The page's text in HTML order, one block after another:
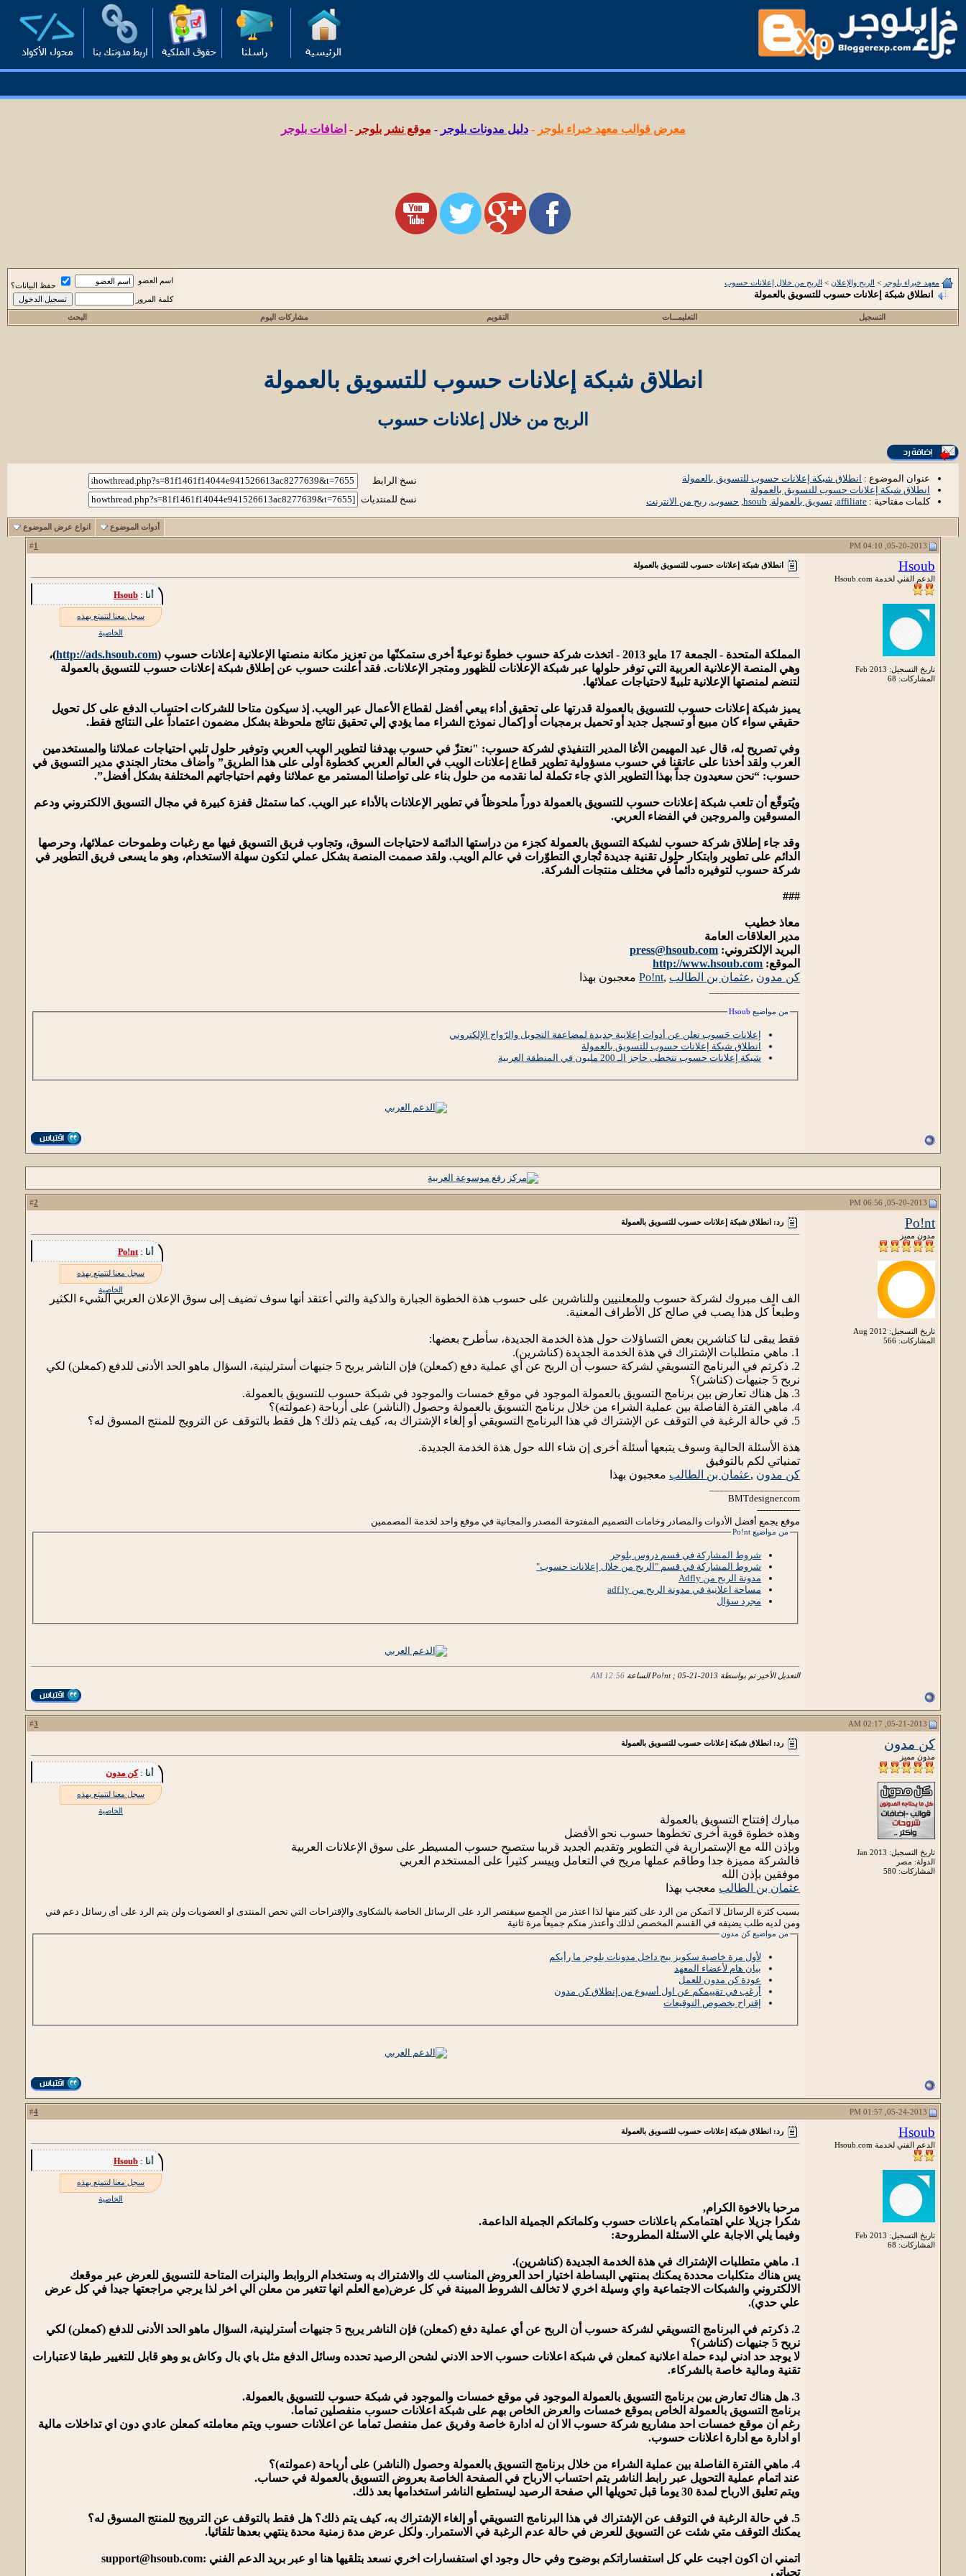
معرض قوالب معهد خبراء بلوجر -دليل مدونات بلوجر - موقع نشر بلوجر - اضافات بلوجر
معهد خبراء بلوجر > الربح والإعلان > الربح من خلال إعلانات حسوب
انطلاق شبكة إعلانات حسوب للتسويق بالعمولة
اسم العضو
حفظ البيانات؟
كلمة المرور
التسجيل التعليمـــات التقويم مشاركات اليوم البحث
انطلاق شبكة إعلانات حسوب للتسويق بالعمولة
الربح من خلال إعلانات حسوب
عنوان الموضوع : انطلاق شبكة إعلانات حسوب للتسويق بالعمولة
انطلاق شبكة إعلانات حسوب للتسويق بالعمولة
كلمات مفتاحية : affiliate
, تسويق بالعمولة,
hsoub
, حسوب, ربح من الانترنت
نسخ الرابط
نسخ للمنتديات
أدوات الموضوع انواع عرض الموضوع
1
Hsoub
الدعم الفني لخدمة Hsoub.com
تاريخ التسجيل: Feb 2013
المشاركات: 68
انطلاق شبكة إعلانات حسوب للتسويق بالعمولة
أنا : Hsoub
سجل معنا لتتمتع بهذه
الخاصية
المملكة المتحدة - الجمعة 17 مايو 2013 - اتخذت شركة حسوب خطوةً نوعيةً أخرى ستمكنّها من تعزيز مكانة منصتها الإعلانية إعلانات حسوب ( http://ads.hsoub.com)،
وهي المنصة الإعلانية العربية التي توفر حلولها عبر شبكة الإعلانات للظهور ومتجر الإعلانات. فقد أعلنت حسوب عن إطلاق شبكة إعلانات حسوب للتسويق بالعمولة
لتنضم لمنصتها الإعلانية تلبيةً لاحتياجات عملائها.
يميز شبكة إعلانات حسوب للتسويق بالعمولة قدرتها على تحقيق أداء بيعي أفضل لقطاع الأعمال عبر الويب. إذ سيكون متاحا للشركات احتساب الدفع على كل تحويل
حقيقي سواء كان مبيع أو تسجيل جديد أو تحميل برمجيات أو إكمال نموذج الشراء مما يؤدي إلي تحقيق نتائج ملحوظة بشكل مضمون اعتماداً على النتائج فقط.
وفي تصريح له، قال عبد المهيمن الأغا المدير التنفيذي لشركة حسوب: "نعتزّ في حسوب بهدفنا لتطوير الويب العربي وتوفير حلول تلبي احتياجات عملائنا والمستخدمين
العرب ولقد أخذنا على عاتقنا في حسوب مسؤولية تطوير قطاع إعلانات الويب في العالم العربي كخطوة أولى على هذا الطريق” وأضاف مختار الجندي مدير التسويق في
حسوب: “نحن سعيدون جداً بهذا التطوير الذي جاء تكملة لما نقدمه من حلول بناء على تواصلنا المستمر مع عملائنا وفهم احتياجاتهم المختلفة بشكل أفضل”.
ويُتوقّع أن تلعب شبكة إعلانات حسوب للتسويق بالعمولة دوراً ملحوظاً في تطوير الإعلانات بالأداء عبر الويب. كما ستمثل قفزة كبيرة في مجال التسويق الالكتروني ودعم
المسوقين والمروجين في الفضاء العربي.
وقد جاء إطلاق شركة حسوب لشبكة التسويق بالعمولة كجزء من دراستها الدائمة لاحتياجات السوق، وتجاوب فريق التسويق فيها مع رغبات وطموحات عملائها، وحرصها
الدائم على تطوير وابتكار حلول تقنية جديدة تُجاري التطوّرات في عالم الويب. ولقد صممت المنصة بشكل عملي لتكون سهلة الاستخدام، وهو ما يسعى فريق التطوير في
شركة حسوب لتوفيره دائماً في مختلف منتجات الشركة.
###
معاذ خطيب
مدير العلاقات العامة
البريد الإلكتروني: press@hsoub.com
الموقع: http://www.hsoub.com
كن مدون ,عثمان بن الطالب ,
Po!nt معجبون بهذا
من مواضيع Hsoub
إعلانات حَسوب تعلن عن أدوات إعلانية جديدة لمضاعفة التحويل والرّواج الإلكتروني
انطلاق شبكة إعلانات حسوب للتسويق بالعمولة
شبكة إعلانات حسوب تتخطى حاجز الـ 200 مليون في المنطقة العربية
2
Po!nt
مدون مميز
تاريخ التسجيل: Aug 2012
المشاركات: 566
رد: انطلاق شبكة إعلانات حسوب للتسويق بالعمولة
أنا :Po!nt
سجل معنا لتتمتع بهذه
الخاصية
الف الف مبروك لشركة حسوب وللمعلنيين وللناشرين على حسوب هذة الخطوة الجبارة والذكية والتي أعتقد أنها سوف تضيف إلى سوق الإعلان العربي الشيء الكثير
وطبعاً كل هذا يصب في صالح كل الأطراف المعنية.
فقط يبقى لنا كناشرين بعض التساؤلات حول هذة الخدمة الجديدة، سأطرح بعضها:
1. ماهي متطلبات الإشتراك في هذة الخدمة الجديدة (كناشرين).
2. ذكرتم في البرنامج التسويقي لشركة حسوب أن الربح عن أي عملية دفع (كمعلن) فإن الناشر يربح 5 جنيهات أسترلينية، السؤال ماهو الحد الأدنى للدفع (كمعلن) لكي
نربح 5 جنيهات (كناشر)؟
3. هل هناك تعارض بين برنامج التسويق بالعمولة الموجود في موقع خمسات والموجود في شبكة حسوب للتسويق بالعمولة.
4. ماهي الفترة الفاصلة بين عملية الشراء من خلال برنامج التسويق بالعمولة وحصول (الناشر) على أرباحة (عمولته)؟
5. في حالة الرغبة في التوقف عن الإشتراك في هذا البرنامج التسويقي أو إلغاء الإشتراك به، كيف يتم ذلك؟ هل فقط بالتوقف عن الترويج للمنتج المسوق له؟
هذة الأسئلة الحالية وسوف يتبعها أسئلة أخرى إن شاء الله حول هذة الخدمة الجديدة.
تمنياتي لكم بالتوفيق
كن مدون ,عثمان بن الطالب معجبون بهذا
BMTdesigner.com
---------------
موقع يجمع أفضل الأدوات والمصادر وخامات التصميم المفتوحة المصدر والمجانية في موقع واحد لخدمة المصممين
من مواضيع Po!nt
شروط المشاركة في قسم دروس بلوجر
شروط المشاركة في قسم "الربح من خلال إعلانات حسوب"
مدونة الربح من Adfly
مساحة اعلانية في مدونة الربح من adf.ly
مجرد سؤال
التعديل الأخير تم بواسطة Po!nt ; 05-21-2013 الساعة 12:56 AM
3
كن مدون
مدون مميز
تاريخ التسجيل: Jan 2013
الدولة: مصر
المشاركات: 580
رد: انطلاق شبكة إعلانات حسوب للتسويق بالعمولة
أنا :كن مدون
سجل معنا لتتمتع بهذه
الخاصية
مبارك إفتتاح التسويق بالعمولة
وهذه خطوة قوية أخرى تخطوها حسوب نحو الأفضل
وبإذن الله مع الإستمرارية في التطوير وتقديم الجديد قريبا ستصبح حسوب المسيطر على سوق الإعلانات العربية
فالشركة مميزة جدا وطاقم عملها مريح في التعامل وييسر كثيراً على المستخدم العربي
موفقين بإذن الله
عثمان بن الطالب معجب بهذا
بسبب كثرة الرسائل لا اتمكن من الرد على كثير منها لذا اعتذر من الجميع سيقتصر الرد على الرسائل الخاصة بالشكاوى والإقتراحات التي تخص المنتدى او العضويات ولن يتم الرد على أى رسائل دعم فني
ومن لديه طلب يضيفه في القسم المخصص لذلك وأعتذر منكم جميعاً مرة ثانية
من مواضيع كن مدون
لأول مرة خاصية سكويز بيج داخل مدونات بلوجر ما رأيكم
بيان هام لأعضاء المعهد
عودة كن مدون للعمل
أرغب في تقييمكم عن اول أسبوع من إنطلاق كن مدون
إقتراح بخصوص التوقيعات
4
Hsoub
الدعم الفني لخدمة Hsoub.com
تاريخ التسجيل: Feb 2013
المشاركات: 68
رد: انطلاق شبكة إعلانات حسوب للتسويق بالعمولة
أنا : Hsoub
سجل معنا لتتمتع بهذه
الخاصية
مرحبا بالاخوة الكرام,
شكرا جزيلا علي اهتمامكم باعلانات حسوب وكلماتكم الجميلة الداعمة.
وفيما يلي الاجابة علي الاسئلة المطروحة:
1. ماهي متطلبات الإشتراك في هذة الخدمة الجديدة (كناشرين).
يس هناك متكلبات محددة يمكنك بمنتهي البساطة اختيار احد العروض المناسب لك والاشتراك به وستخدام الروابط والبنرات المتاحة للتسويق للعرض عبر موقعك
الالكتروني والشبكات الاجتماعية واي وسيلة اخري لا تخالف الشروط المبينة في كل عرض(مع العلم انها تتغير من معلن الي اخر لذا يرجي مراجعتها جيدا في كل عرض
علي حدي).
2. ذكرتم في البرنامج التسويقي لشركة حسوب أن الربح عن أي عملية دفع (كمعلن) فإن الناشر يربح 5 جنيهات أسترلينية، السؤال ماهو الحد الأدنى للدفع (كمعلن) لكي
نربح 5 جنيهات (كناشر)؟
لا يوجد حد ادني لبدء حملة اعلانية كمعلن في شبكة اعلانات حسوب الاحد الادني لشحن الرصيد تحدده وسائل الدفع مثل باي بال وكاش يو وهو قابل للتغيير طبقا لاعتبارات
تقنية ومالية خاصة بالشركاء.
3. هل هناك تعارض بين برنامج التسويق بالعمولة الموجود في موقع خمسات والموجود في شبكة حسوب للتسويق بالعمولة.
برنامج التسويق بالعمولة الخاص بموقع خمسات والعرض الخاص بهم على شبكة اعلانات حسوب منفصلين تماما.
رغم ان موقع خمسات احد مشاريع شركة حسوب الا ان له ادارة خاصة وفريق عمل منفصل تماما عن اعلانات حسوب ويتم معاملته كمعلن عادي دون اي تداخلات مالية
او ادارة مع ادارة اعلانات حسوب.
4. ماهي الفترة الفاصلة بين عملية الشراء من خلال برنامج التسويق بالعمولة وحصول (الناشر) على أرباحة (عمولته)؟
عند اتمام عملية التحويل عبر رابط الناشر يتم احتساب الارباح في الصفحة الخاصة بعروض التسويق بالعمولة في حساب.
ويتم تعليق الارباح لمدة 30 يوما قبل تحويلها الي صفحة الرصيد ليستطيع الناشر استخدامها بعد ذلك.
5. في حالة الرغبة في التوقف عن الإشتراك في هذا البرنامج التسويقي أو إلغاء الإشتراك به، كيف يتم ذلك؟ هل فقط بالتوقف عن الترويج للمنتج المسوق له؟
يمكنك التوقف متي شئت عن التسويق للعرض في حالة عدم الرغبة في الاستمرار. ولكل عرض مدة زمنية محدة ينتهي بعدها تلقائيا.
اتمني ان اكون اجبت علي كل استفساراتكم بوضوح وفي حال وجود اي استفسارات اخري نسعد بتلقيها هنا او عبر بريد الدعم الفني :support@hsoub.com
تحياتي